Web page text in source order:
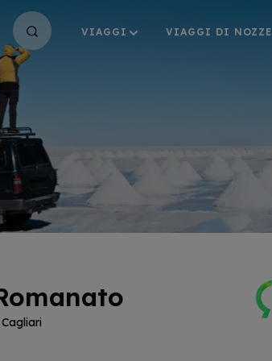
VIAGGI VIAGGI DI NOZZE